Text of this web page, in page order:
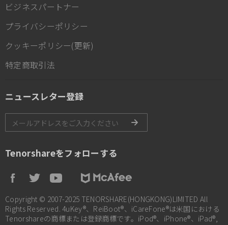
ビジネスパートナー
プライバシーポリシー
クッキーポリシー(更新)
特定商取引法
ニュースレター登録
Tenorshareをフォローする
Copyright © 2007-2025 TENORSHARE(HONGKONG)LIMITED All
Rights Reserved. 4uKey®、ReiBoot®、iCareFone®は米国における
Tenorshareの商標または登録商標です。iPod®、iPhone®、iPad®,